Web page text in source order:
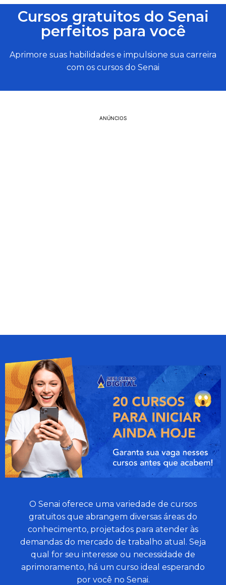
Cursos gratuitos do Senai
perfeitos para você
Aprimore suas habilidades e impulsione sua carreira
com os cursos do Senai
ANÚNCIOS
O Senai oferece uma variedade de cursos
gratuitos que abrangem diversas áreas do
conhecimento, projetados para atender às
demandas do mercado de trabalho atual. Seja
qual for seu interesse ou necessidade de
aprimoramento, há um curso ideal esperando
por você no Senai.